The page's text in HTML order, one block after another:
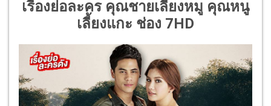
เรื่องย่อละคร คุณชายเลี้ยงหมู คุณหนู
เลี้ยงแกะ ช่อง 7HD